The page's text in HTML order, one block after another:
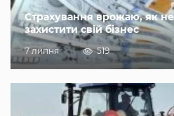
Страхування врожаю, як
захистити свій бізнес
7 липня 519